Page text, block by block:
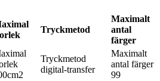
Tryckmetod
Maximalt
antal
färger
Tryckmetod
digital-transfer
Maximalt
antal färger
99